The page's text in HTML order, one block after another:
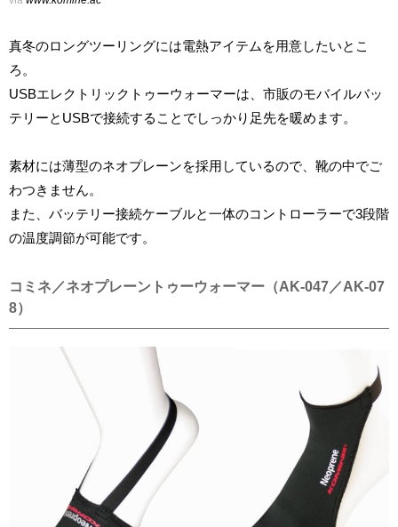
真冬のロングツーリングには電熱アイテムを用意したいとこ
ろ。
USBエレクトリックトゥーウォーマーは、市販のモバイルバッ
テリーとUSBで接続することでしっかり足先を暖めます。
素材には薄型のネオプレーンを採用しているので、靴の中でご
わつきません。
また、バッテリー接続ケーブルと一体のコントローラーで3段階
の温度調節が可能です。
コミネ／ネオプレーントゥーウォーマー（AK-047／AK-07
8）